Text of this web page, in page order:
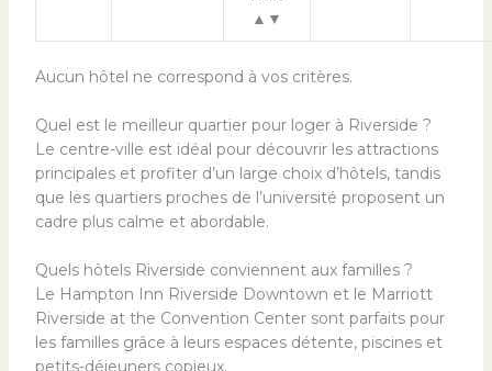
▲▼
Aucun hôtel ne correspond à vos critères.
Quel est le meilleur quartier pour loger à Riverside ?
Le centre-ville est idéal pour découvrir les attractions
principales et profiter d’un large choix d’hôtels, tandis
que les quartiers proches de l’université proposent un
cadre plus calme et abordable.
Quels hôtels Riverside conviennent aux familles ?
Le Hampton Inn Riverside Downtown et le Marriott
Riverside at the Convention Center sont parfaits pour
les familles grâce à leurs espaces détente, piscines et
petits-déjeuners copieux.